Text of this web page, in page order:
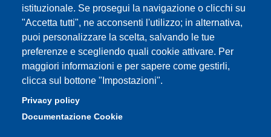
istituzionale. Se prosegui la navigazione o clicchi su
"Accetta tutti", ne acconsenti l'utilizzo; in alternativa,
puoi personalizzare la scelta, salvando le tue
preferenze e scegliendo quali cookie attivare. Per
maggiori informazioni e per sapere come gestirli,
clicca sul bottone "Impostazioni".
Privacy policy
Documentazione Cookie
Indirizzo ReGIndE per notifica Atti Processuali:
direzionelegale@pec.unimore.it
Sede di Modena: Via Università 4, 41121 Modena, Tel. 059
2056511 - Fax 059 245156
Sede di Reggio Emilia : Viale A. Allegri 9, 42121 Reggio
Emilia, Tel. 0522 523041 - Fax 0522 523045